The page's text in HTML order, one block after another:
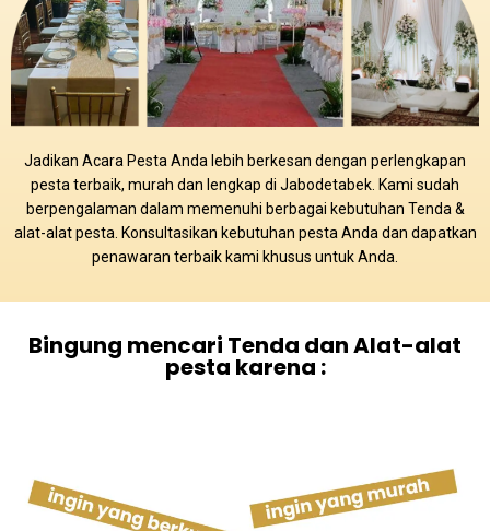
Jadikan Acara Pesta Anda lebih berkesan dengan perlengkapan
pesta terbaik, murah dan lengkap di Jabodetabek. Kami sudah
berpengalaman dalam memenuhi berbagai kebutuhan Tenda &
alat-alat pesta. Konsultasikan kebutuhan pesta Anda dan dapatkan
penawaran terbaik kami khusus untuk Anda.
Bingung mencari Tenda dan Alat-alat
pesta karena :